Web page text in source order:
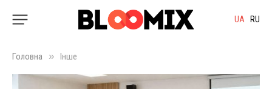
UA RU
Головна » Інше